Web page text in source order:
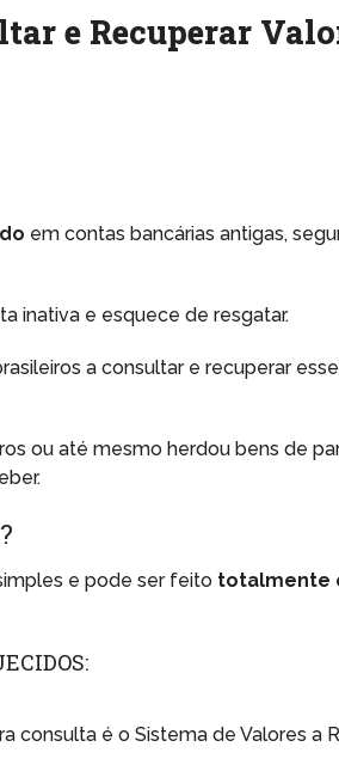
e Recuperar
em contas bancárias antigas,
inativa e esquece de resgatar.
a consultar e recuperar
ou até mesmo herdou bens de
e pode ser feito totalmente
consulta é o Sistema de Valores a